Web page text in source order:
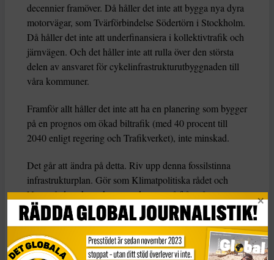
decennier framöver. Då håller det inte att bygga nya dyra
motorvägar, som Tvärförbindelse Södertörn i Stockholm.
Då håller det inte att underfinansiera i kollektivtrafik och
järnvägen. Och det håller inte att rulla över den största
delen av ansvaret för cykelinfrastrukturutbyggnaden till
våra kommuner.
Framför allt håller det inte att ha en planering som bygger
på en prognos om ökad biltrafik (med 40 procent till
2040 enligt regering och Trafikverket), inte minskad.
Det går att ändra på detta. Riv upp denna fossilstinna
infrastrukturplan. Gör som Klimatpolitiska rådet och
Naturvårdsverket rekommenderar, utgå från våra
klimatmål och rigga infrastrukturen därefter. Det blir
minskad bilism, lastbilstransporter och flygresor. Å andra
sidan kan vi gå och cykla så mycket vi vill och även resa
nästan obegränsat med tåg och annan kollektivtrafik. Så